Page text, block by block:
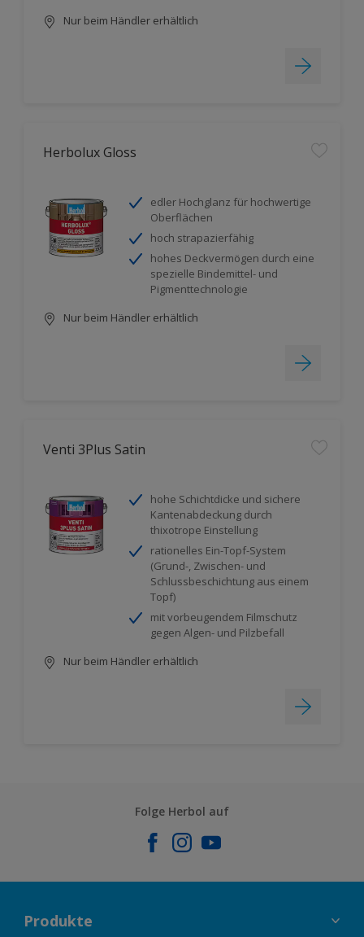
Nur beim Händler erhältlich
Herbolux Gloss
edler Hochglanz für hochwertige
Oberflächen
hoch strapazierfähig
hohes Deckvermögen durch eine
spezielle Bindemittel- und
Pigmenttechnologie
Nur beim Händler erhältlich
Venti 3Plus Satin
hohe Schichtdicke und sichere
Kantenabdeckung durch
thixotrope Einstellung
rationelles Ein-Topf-System
(Grund-, Zwischen- und
Schlussbeschichtung aus einem
Topf)
mit vorbeugendem Filmschutz
gegen Algen- und Pilzbefall
Nur beim Händler erhältlich
Folge Herbol auf
Produkte